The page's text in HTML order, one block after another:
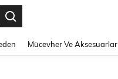
Mücevher Ve Aksesuarlar